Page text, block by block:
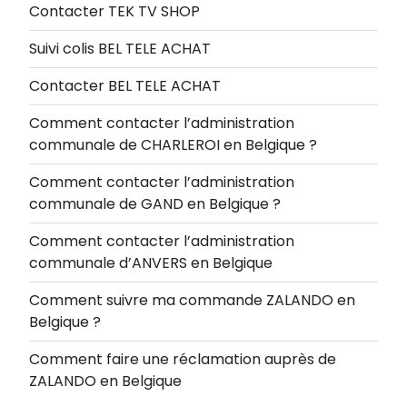
Contacter TEK TV SHOP
Suivi colis BEL TELE ACHAT
Contacter BEL TELE ACHAT
Comment contacter l’administration
communale de CHARLEROI en Belgique ?
Comment contacter l’administration
communale de GAND en Belgique ?
Comment contacter l’administration
communale d’ANVERS en Belgique
Comment suivre ma commande ZALANDO en
Belgique ?
Comment faire une réclamation auprès de
ZALANDO en Belgique